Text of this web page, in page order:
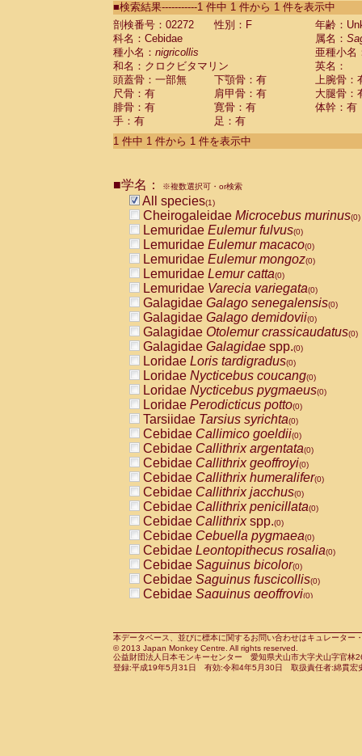
CebidaeSaguinus labiatus(0)
Cebidae Saguinus leucopus (0)
Cebidae
CebidaeSaguinus mystax
CebidaeSaguinus nigricollis (1)
Cebidae Saguinus oedipus
Cebidae Saguinus weddelli
Cebidae Saguinusspp.
Cebidae Aotus trivirgatus
Cebidae Cebus albifrons
CebidaeCebus nigrivittatus
CebidaeCebus
CebidaeSaimiri boliviensis(0)
CebidaeSaimiri sciureus(0)
AtelidaeAlouatta caraya(0)
AtelidaeAlouatta fusca(0)
AtelidaeAlouatta seniculus
AtelidaeAlouattaspp.(0)
AtelidaeAteles belzebuth(0)
AtelidaeAteles geoffroyi(0)
AtelidaeAteles paniscus(0)
AtelidaeAtelesspp.(0)
Atelidae Lagothrix lagothricha
AtelidaeLagothrix lagothricha cana
PitheciidaeCacajao calvus
PitheciidaeCallicebus cupreus
PitheciidaeCallicebus donacophilus
PitheciidaeCallicebus moloch
PitheciidaeCallicebus torquatus
PitheciidaeCallicebusspp.(0)
PitheciidaeChiropotes satanas(0)
PitheciidaePithecia monachus
PitheciidaePithecia pithecia(0)
CercopithecidaeCercocebus agilis
CercopithecidaeCercocebus
CercopithecidaeCercocebus
CercopithecidaeCercocebus
CercopithecidaeCercocebus
CercopithecidaeCercocebushybrid
CercopithecidaePapio anubis(0)
CercopithecidaePapio cynocephalus
CercopithecidaePapio hamadryas(0)
■検索結果-----------1 件中 1 件から 1 件を表示中
剖検番号：02272
性別：F
年齢：
科名：Cebidae
属名：
種小名： nigricollis
亜種小名
和名：クロクビタマリン
英名：
頭蓋骨：一部無
下顎骨：有
上腕骨：
尺骨：有
肩甲骨：有
大腿骨：
腓骨：有
寛骨：有
体幹：有
手：有
足：有
1 件中 1 件から 1 件を表示中
■学名： ※複数選択可・or検索
All species(1)
Cheirogaleidae Microcebus murinus(0)
Lemuridae Eulemur fulvus(0)
Lemuridae Eulemur macaco(0)
Lemuridae Eulemur mongoz(0)
Lemuridae Lemur catta(0)
Lemuridae Varecia variegata(0)
Galagidae Galago senegalensis(0)
Galagidae Galago demidovii(0)
Galagidae Otolemur crassicaudatus(0)
Galagidae Galagidae spp.(0)
Loridae Loris tardigradus(0)
Loridae Nycticebus coucang(0)
Loridae Nycticebus pygmaeus(0)
Loridae Perodicticus potto(0)
Tarsiidae Tarsius syrichta(0)
Cebidae Callimico goeldii(0)
Cebidae Callithrix argentata(0)
Cebidae Callithrix geoffroyi(0)
Cebidae Callithrix humeralifer(0)
Cebidae Callithrix jacchus(0)
Cebidae Callithrix penicillata(0)
Cebidae Callithrixspp.(0)
Cebidae Cebuella pygmaea(0)
Cebidae Leontopithecus rosalia(0)
Cebidae Saguinus bicolor(0)
Cebidae Saguinus fuscicollis(0)
Cebidae Saguinus geoffroyi(0)
CebidaeSaguinus leucopus(0)
CebidaeSaguinus midas(0)
Cebidae Saguinus mystax(0)
本データベース、並びに標本に関するお問い合わせはキュレータ
© 2013 Japan Monkey Centre. All rights reserved.
公益財団法人日本モンキーセンター 愛知県犬山市大字犬山字官
登録:平成19年5月31日 有効:令和4年5月30日 取扱責任者:綿貫宏